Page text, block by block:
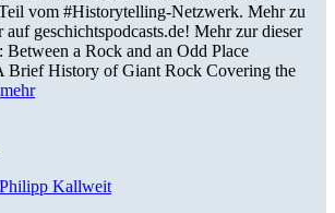
vom #Historytelling-Netzwerk. Mehr zu
geschichtspodcasts.de! Mehr zur dieser
a Rock and an Odd Place
Brief History of Giant Rock Covering the
mehr
Kallweit